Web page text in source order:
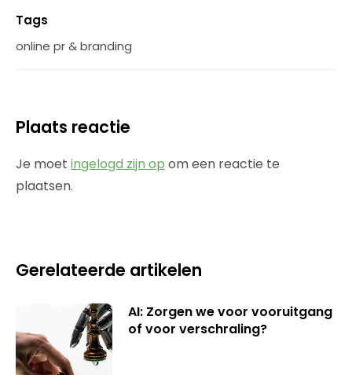
Tags
online pr & branding
Plaats reactie
Je moet ingelogd zijn op om een reactie te
plaatsen.
Gerelateerde artikelen
AI: Zorgen we voor vooruitgang
of voor verschraling?